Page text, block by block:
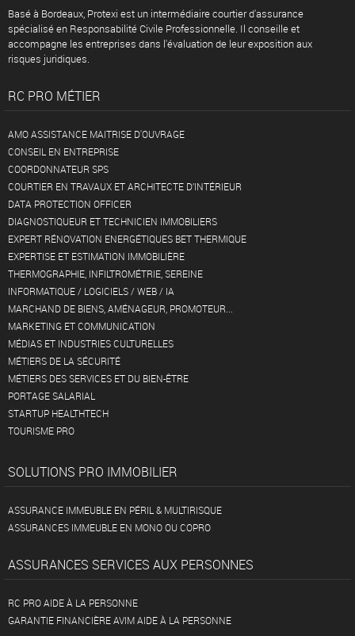
Métiers de la sécurité
Métiers des services et du bien-être
Portage salarial
Startup HealthTech
Basé à Bordeaux, Protexi est un intermédiaire courtier d'assurance
spécialisé en Responsabilité Civile Professionnelle. Il conseille et
accompagne les entreprises dans l'évaluation de leur exposition aux
risques juridiques.
RC PRO MÉTIER
AMO ASSISTANCE MAITRISE D'OUVRAGE
CONSEIL EN ENTREPRISE
COORDONNATEUR SPS
COURTIER EN TRAVAUX ET ARCHITECTE D’INTÉRIEUR
DATA PROTECTION OFFICER
DIAGNOSTIQUEUR ET TECHNICIEN IMMOBILIERS
EXPERT RÉNOVATION ENERGÉTIQUES BET THERMIQUE
EXPERTISE ET ESTIMATION IMMOBILIÈRE
THERMOGRAPHIE, INFILTROMÉTRIE, SEREINE
INFORMATIQUE / LOGICIELS / WEB / IA
MARCHAND DE BIENS, AMÉNAGEUR, PROMOTEUR...
MARKETING ET COMMUNICATION
MÉDIAS ET INDUSTRIES CULTURELLES
MÉTIERS DE LA SÉCURITÉ
MÉTIERS DES SERVICES ET DU BIEN-ÊTRE
PORTAGE SALARIAL
STARTUP HEALTHTECH
TOURISME PRO
SOLUTIONS PRO IMMOBILIER
ASSURANCE IMMEUBLE EN PÉRIL & MULTIRISQUE
ASSURANCES IMMEUBLE EN MONO OU COPRO
ASSURANCES SERVICES AUX PERSONNES
RC PRO AIDE À LA PERSONNE
GARANTIE FINANCIÈRE AVIM AIDE À LA PERSONNE